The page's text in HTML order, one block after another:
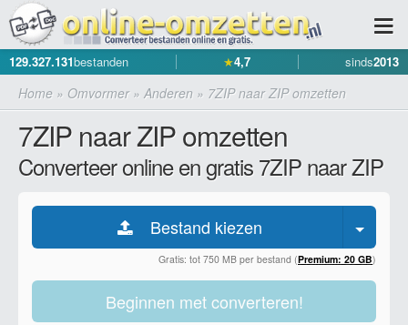
129.327.131bestanden ★4,7 sinds2013
Home » Omvormer» Anderen » 7ZIP naar ZIP omzetten
7ZIP naar ZIP omzetten
Converteer online en gratis 7ZIP naar ZIP
Bestand kiezen
Gratis: tot 750 MB per bestand (Premium: 20 GB)
Beginnen met converteren!